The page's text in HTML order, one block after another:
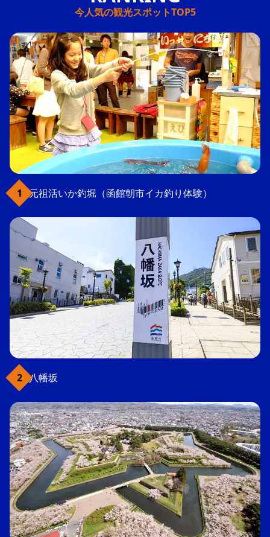
今人気の観光スポットTOP5
元祖活いか釣堀（函館朝市イカ釣り体験）
八幡坂